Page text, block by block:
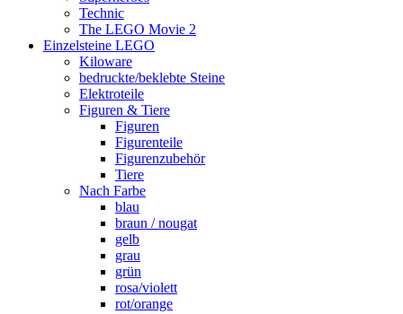
Technic
The LEGO Movie 2
Einzelsteine LEGO
Kiloware
bedruckte/beklebte Steine
Elektroteile
Figuren & Tiere
Figuren
Figurenteile
Figurenzubehör
Tiere
Nach Farbe
blau
braun / nougat
gelb
grau
grün
rosa/violett
rot/orange